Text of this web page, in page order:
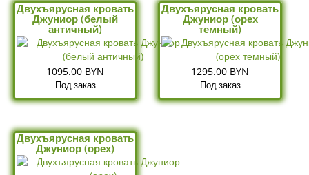
Двухъярусная кровать
Джуниор (белый
античный)
1095.00 BYN
Под заказ
Двухъярусная кровать
Джуниор (орех
темный)
1295.00 BYN
Под заказ
Двухъярусная кровать
Джуниор (орех)